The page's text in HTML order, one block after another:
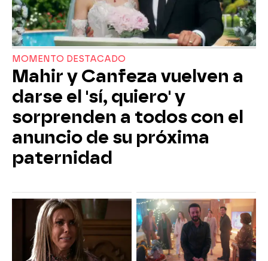
MOMENTO DESTACADO
Mahir y Canfeza vuelven a
darse el 'sí, quiero' y
sorprenden a todos con el
anuncio de su próxima
paternidad